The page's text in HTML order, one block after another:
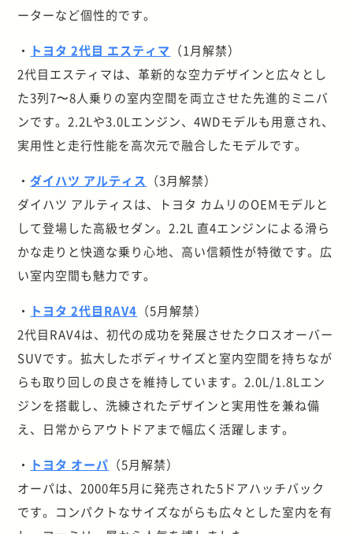
ーターなど個性的です。
・ トヨタ 2代目 エスティマ （1月解禁）
2代目エスティマは、革新的な空力デザインと広々とし
た3列7〜8人乗りの室内空間を両立させた先進的ミニバ
ンです。2.2Lや3.0Lエンジン、4WDモデルも用意され、
実用性と走行性能を高次元で融合したモデルです。
・ダイハツ アルティス （3月解禁）
ダイハツ アルティスは、トヨタ カムリのOEMモデルと
して登場した高級セダン。2.2L 直4エンジンによる滑ら
かな走りと快適な乗り心地、高い信頼性が特徴です。広
い室内空間も魅力です。
・ トヨタ 2代目RAV4 （5月解禁）
2代目RAV4は、初代の成功を発展させたクロスオーバー
SUVです。拡大したボディサイズと室内空間を持ちなが
らも取り回しの良さを維持しています。2.0L/1.8Lエン
ジンを搭載し、洗練されたデザインと実用性を兼ね備
え、日常からアウトドアまで幅広く活躍します。
・ トヨタ オーパ （5月解禁）
オーパは、2000年5月に発売された5ドアハッチバック
です。コンパクトなサイズながらも広々とした室内を有